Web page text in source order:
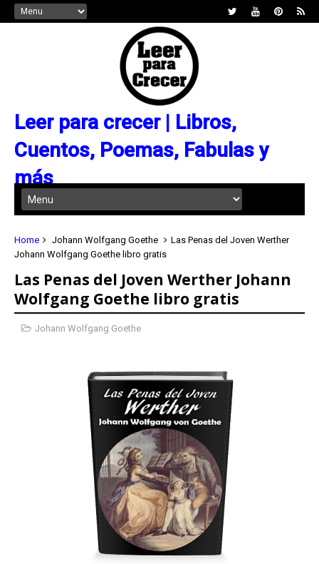
Leer para crecer | Libros,
Cuentos, Poemas, Fabulas y
más
Home Johann Wolfgang Goethe
Las Penas del Joven Werther
Johann Wolfgang Goethe libro gratis
Las Penas del Joven Werther Johann
Wolfgang Goethe libro gratis
Johann Wolfgang Goethe